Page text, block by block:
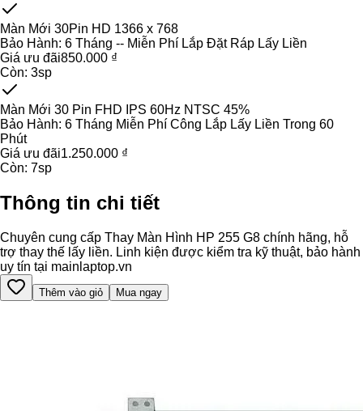
Màn Mới 30Pin HD 1366 x 768
Bảo Hành: 6 Tháng -- Miễn Phí Lắp Đặt Ráp Lấy Liền
Giá ưu đãi850.000 ₫
Còn: 3sp
Màn Mới 30 Pin FHD IPS 60Hz NTSC 45%
Bảo Hành: 6 Tháng Miễn Phí Công Lắp Lấy Liền Trong 60
Phút
Giá ưu đãi1.250.000 ₫
Còn: 7sp
Thông tin chi tiết
Chuyên cung cấp Thay Màn Hình HP 255 G8 chính hãng, hỗ
trợ thay thế lấy liền. Linh kiện được kiểm tra kỹ thuật, bảo hành
uy tín tại mainlaptop.vn
Thêm vào giỏ Mua ngay